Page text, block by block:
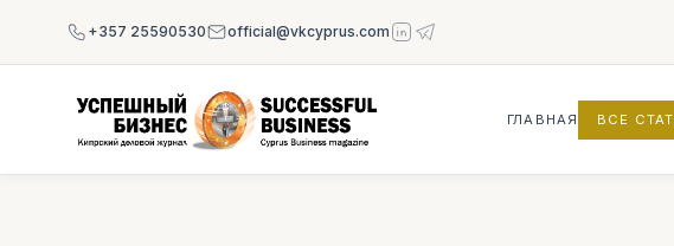
+357 25590530 official@vkcyprus.com
ГЛАВНАЯ ВСЕ